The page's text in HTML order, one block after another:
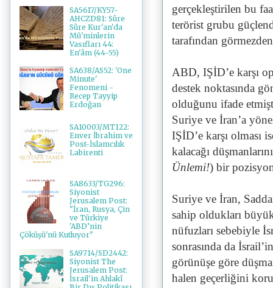
gerçekleştirilen bu
terörist grubu
tarafından
ABD, IŞİD’e karşı
destek noktasında
olduğunu ifade
Suriye ve İran’a
IŞİD’e karşı olması
kalacağı
Ünlemi!) bir
Suriye ve İran,
sahip oldukları
nüfuzları sebebiyle
sonrasında da
görünüşe göre
halen geçerliğini
SA5617/KY57-
AHCZD81: Sûre
Sûre Kur'an'da
Mü'minlerin
Vasıfları 44:
En'âm (44-55)
SA638/AS52: 'One
Minute'
Fenomeni -
Recep Tayyip
Erdoğan
SA10003/MT122:
Enver İbrahim ve
Post-İslamcılık
Labirenti
SA8633/TG296:
Siyonist
Jerusalem Post:
"İran, Rusya, Çin
ve Türkiye
'ABD’nin
Çöküşü'nü Kutluyor"
SA9714/SD2442:
Siyonist The
Jerusalem Post:
İsrail'in Ahlakî